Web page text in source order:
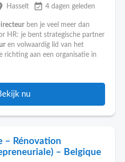
Hasselt event_available 4 dagen geleden
ben je veel meer dan
HR: je bent strategische partner
en volwaardig lid van het
richting aan een organisatie in
nu
– Rénovation
– Belgique